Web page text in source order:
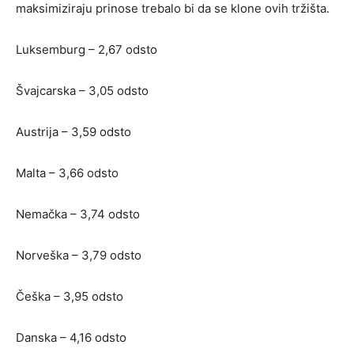
maksimiziraju prinose trebalo bi da se klone ovih tržišta.
Luksemburg – 2,67 odsto
Švajcarska – 3,05 odsto
Austrija – 3,59 odsto
Malta – 3,66 odsto
Nemačka – 3,74 odsto
Norveška – 3,79 odsto
Češka – 3,95 odsto
Danska – 4,16 odsto